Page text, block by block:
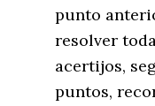
punto
resolver
acertijos,
puntos,